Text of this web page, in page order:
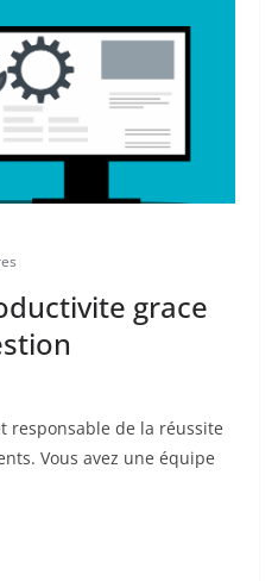
grace
responsable de la réussite
Vous avez une équipe